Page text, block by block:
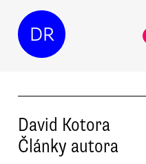
DR
David Kotora
Články autora